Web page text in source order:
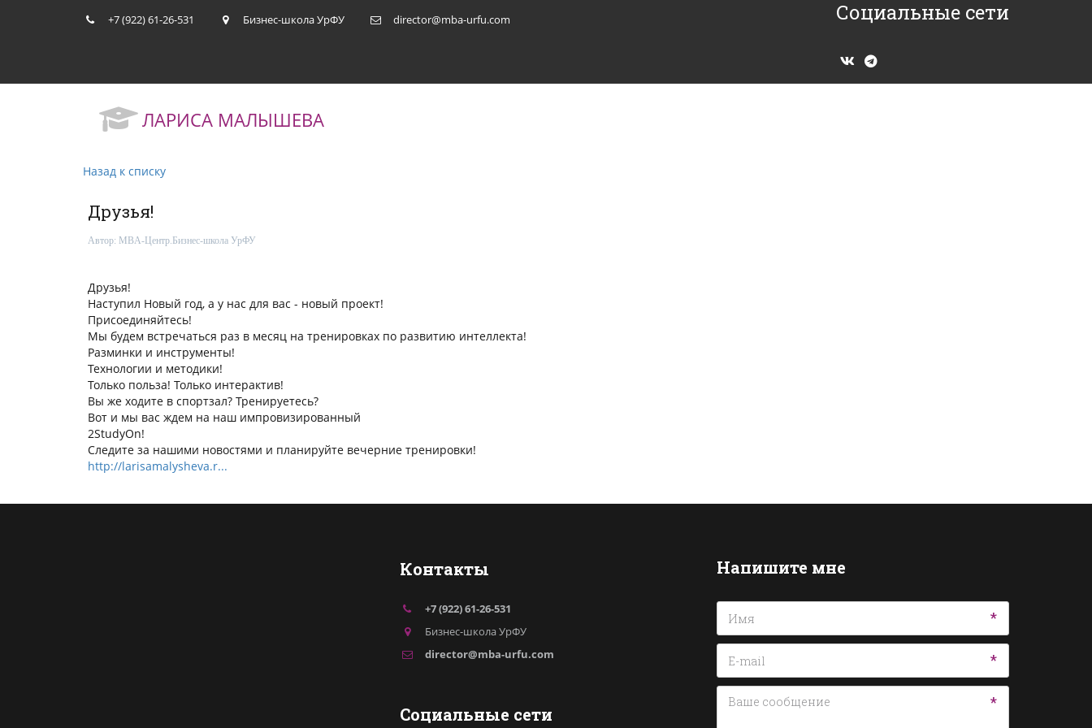
+7 (922) 61-26-531 Бизнес-школа УрФУ director@mba-urfu.com Социальные сети
ЛАРИСА МАЛЫШЕВА
Назад к списку
Друзья!
Автор: MBA-Центр.Бизнес-школа УрФУ
Друзья!
Наступил Новый год, а у нас для вас - новый проект!
Присоединяйтесь!
Мы будем встречаться раз в месяц на тренировках по развитию интеллекта!
Разминки и инструменты!
Технологии и методики!
Только польза! Только интерактив!
Вы же ходите в спортзал? Тренируетесь?
Вот и мы вас ждем на наш импровизированный
2StudyOn!
Следите за нашими новостями и планируйте вечерние тренировки!
http://larisamalysheva.r...
Контакты
+7 (922) 61-26-531
Бизнес-школа УрФУ
director@mba-urfu.com
Социальные сети
Напишите мне
*
*
*